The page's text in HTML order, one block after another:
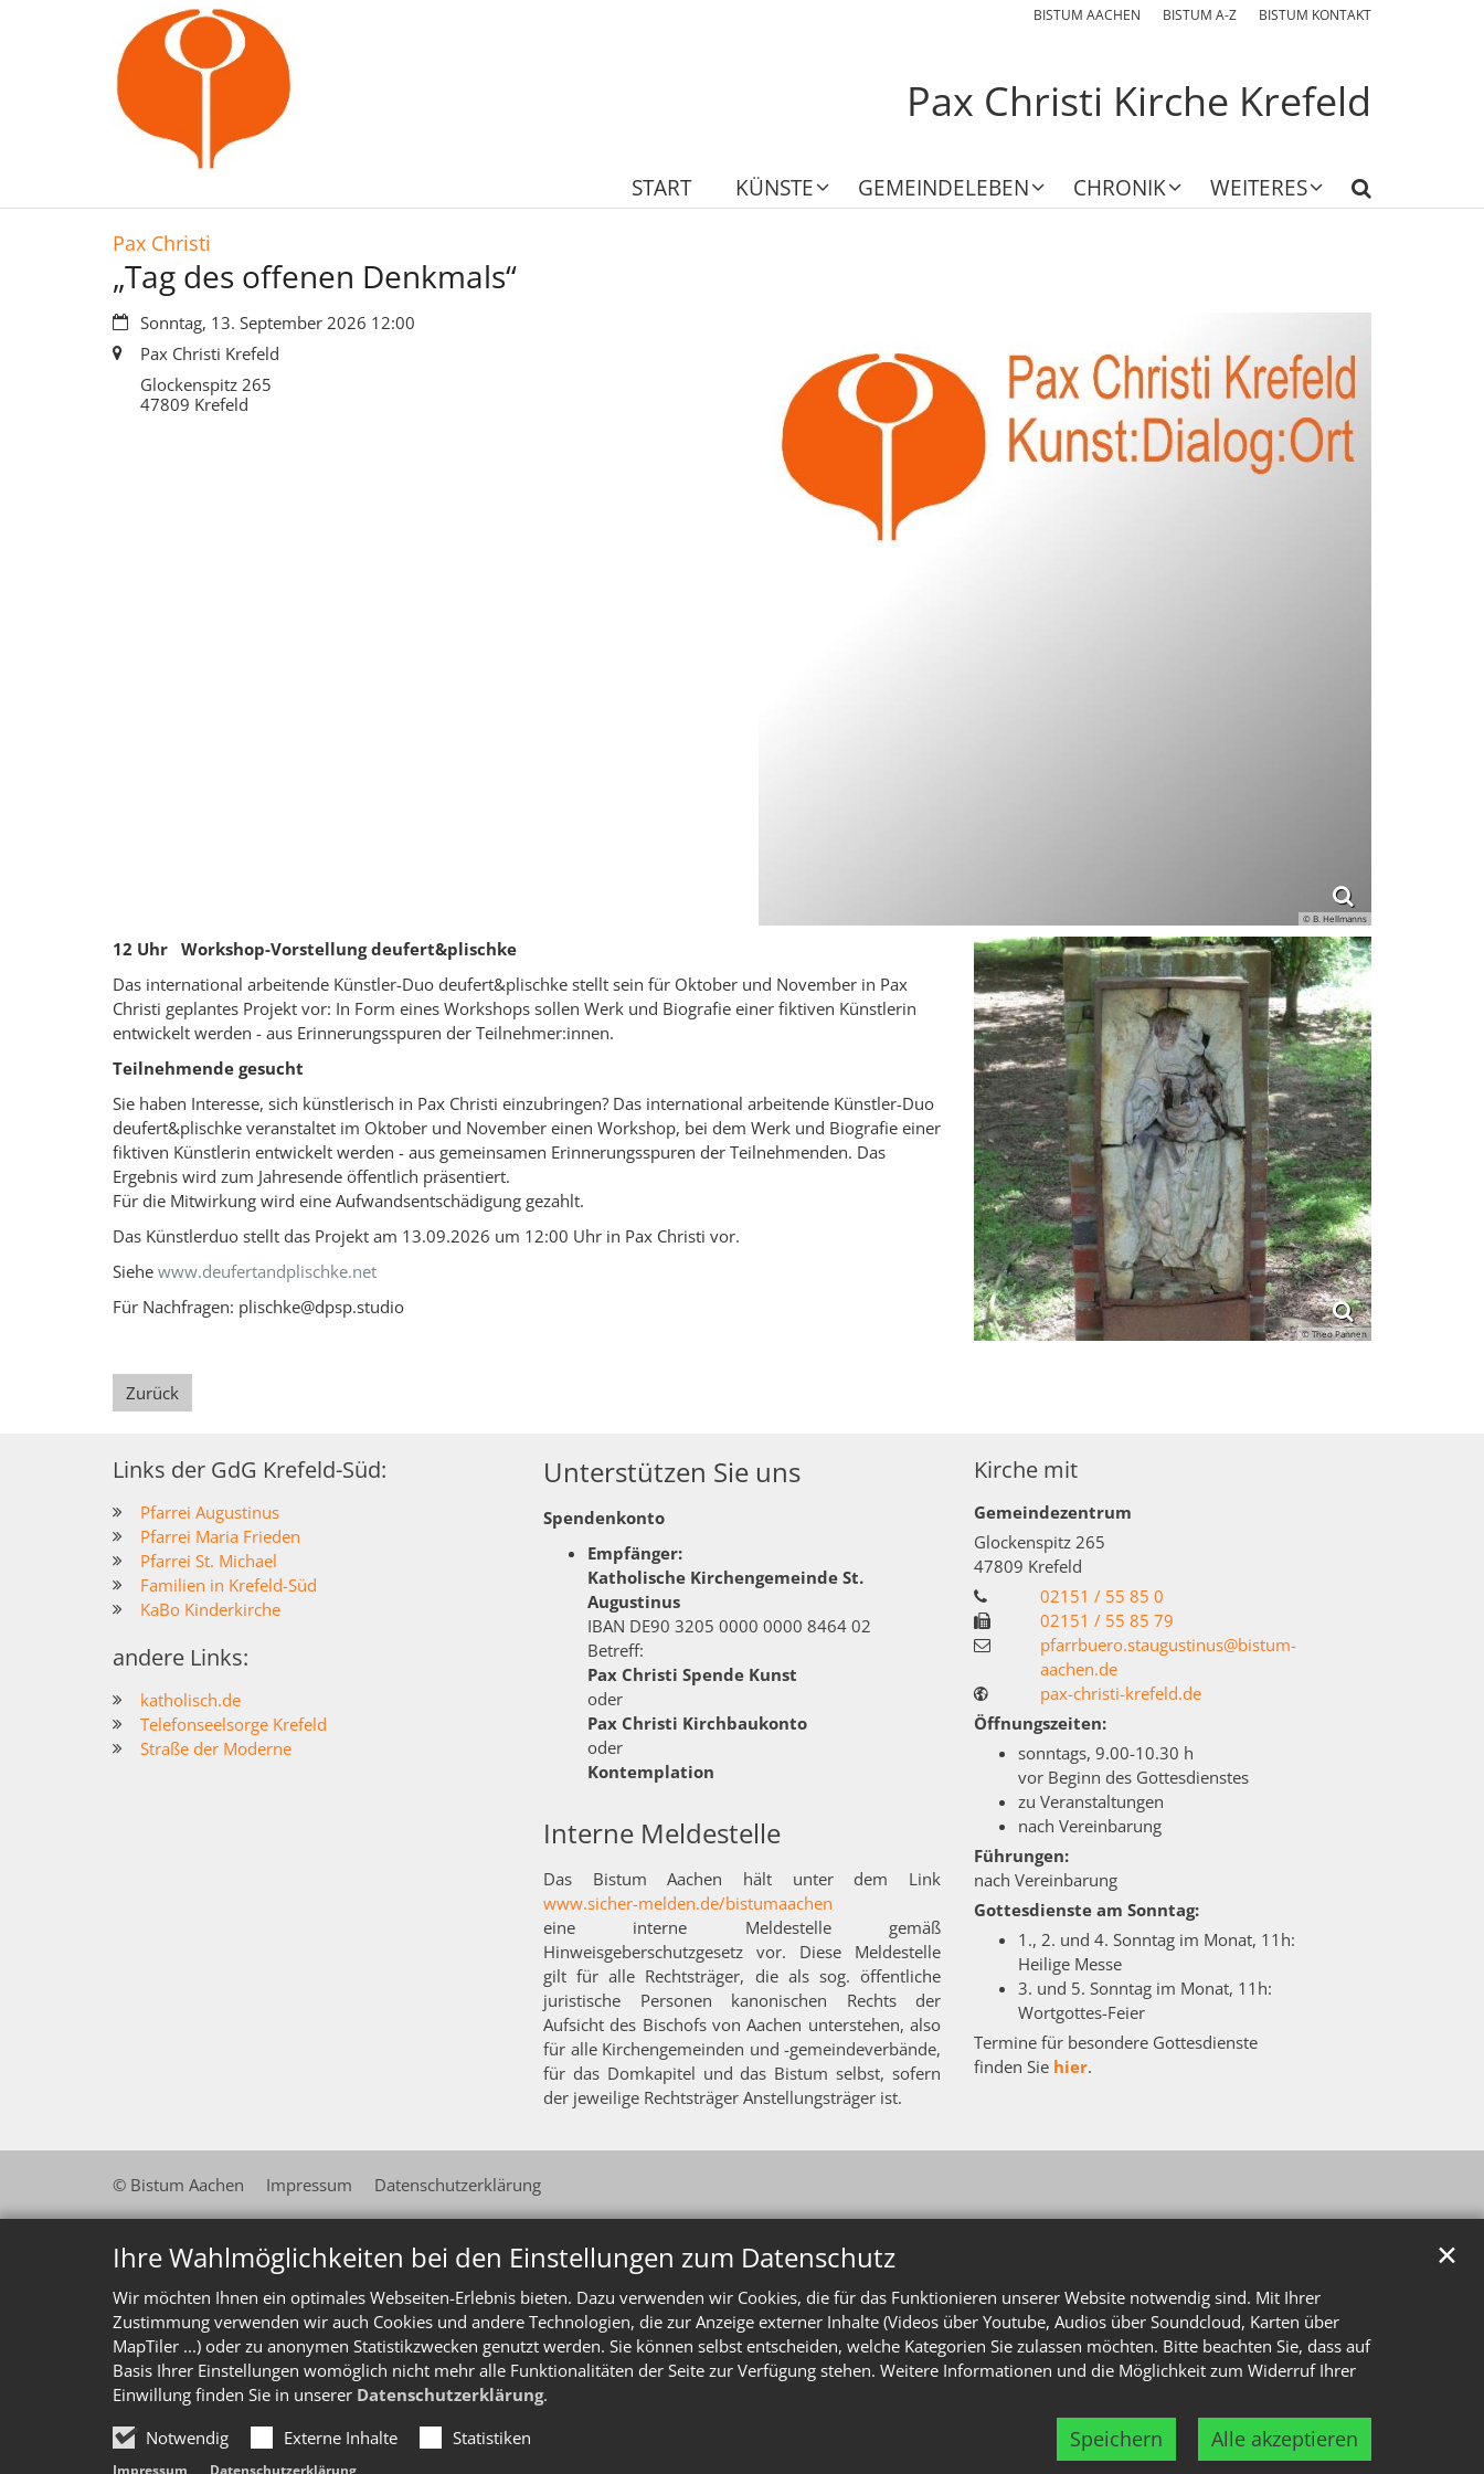
Ihre Wahlmöglichkeiten bei den Einstellungen zum Datenschutz
Wir möchten Ihnen ein optimales Webseiten-Erlebnis bieten. Dazu verwenden wir Cookies, die für das Funktionieren unserer Website notwendig sind. Mit Ihrer
Zustimmung verwenden wir auch Cookies und andere Technologien, die zur Anzeige externer Inhalte (Videos über Youtube, Audios über Soundcloud, Karten über
MapTiler ...) oder zu anonymen Statistikzwecken genutzt werden. Sie können selbst entscheiden, welche Kategorien Sie zulassen möchten. Bitte beachten Sie, dass auf
Basis Ihrer Einstellungen womöglich nicht mehr alle Funktionalitäten der Seite zur Verfügung stehen. Weitere Informationen und die Möglichkeit zum Widerruf Ihrer
Einwillung finden Sie in unserer Datenschutzerklärung.
Notwendig
Externe Inhalte Statistiken Speichern Alle akzeptieren
✕
Impressum Datenschutzerklärung
BISTUM AACHEN BISTUM A-Z BISTUM KONTAKT
Pax Christi Kirche Krefeld
START KÜNSTE GEMEINDELEBEN CHRONIK WEITERES
Pax Christi
„Tag des offenen Denkmals“
© B. Hellmanns
Datum:Sonntag, 13. September 2026 12:00
Ort: Pax Christi Krefeld
Glockenspitz 265
47809 Krefeld
© Theo Pannen
12 Uhr Workshop-Vorstellung deufert&plischke
Das international arbeitende Künstler-Duo deufert&plischke stellt sein für Oktober und November in Pax
Christi geplantes Projekt vor: In Form eines Workshops sollen Werk und Biografie einer fiktiven Künstlerin
entwickelt werden - aus Erinnerungsspuren der Teilnehmer:innen.
Teilnehmende gesucht
Sie haben Interesse, sich künstlerisch in Pax Christi einzubringen? Das international arbeitende Künstler-Duo
deufert&plischke veranstaltet im Oktober und November einen Workshop, bei dem Werk und Biografie einer
fiktiven Künstlerin entwickelt werden - aus gemeinsamen Erinnerungsspuren der Teilnehmenden. Das
Ergebnis wird zum Jahresende öffentlich präsentiert.
Für die Mitwirkung wird eine Aufwandsentschädigung gezahlt.
Das Künstlerduo stellt das Projekt am 13.09.2026 um 12:00 Uhr in Pax Christi vor.
Siehe www.deufertandplischke.net
Für Nachfragen: plischke@dpsp.studio
Zurück
Links der GdG Krefeld-Süd:
Pfarrei Augustinus
Pfarrei Maria Frieden
Pfarrei St. Michael
Familien in Krefeld-Süd
KaBo Kinderkirche
andere Links:
katholisch.de
Telefonseelsorge Krefeld
Straße der Moderne
Unterstützen Sie uns
Spendenkonto
Empfänger:
Katholische Kirchengemeinde St.
Augustinus
IBAN DE90 3205 0000 0000 8464 02
Betreff:
Pax Christi Spende Kunst
oder
Pax Christi Kirchbaukonto
oder
Kontemplation
Interne Meldestelle
Das Bistum Aachen hält unter dem Link
www.sicher-melden.de/bistumaachen
eine interne Meldestelle gemäß
Hinweisgeberschutzgesetz vor. Diese Meldestelle
gilt für alle Rechtsträger, die als sog. öffentliche
juristische Personen kanonischen Rechts der
Aufsicht des Bischofs von Aachen unterstehen, also
für alle Kirchengemeinden und -gemeindeverbände,
für das Domkapitel und das Bistum selbst, sofern
der jeweilige Rechtsträger Anstellungsträger ist.
Kirche mit
Gemeindezentrum
Glockenspitz 265
47809 Krefeld
02151 / 55 85 0
02151 / 55 85 79
pfarrbuero.staugustinus@bistum-
aachen.de
pax-christi-krefeld.de
Öffnungszeiten:
sonntags, 9.00-10.30 h
vor Beginn des Gottesdienstes
zu Veranstaltungen
nach Vereinbarung
Führungen:
nach Vereinbarung
Gottesdienste am Sonntag:
1., 2. und 4. Sonntag im Monat, 11h:
Heilige Messe
3. und 5. Sonntag im Monat, 11h:
Wortgottes-Feier
Termine für besondere Gottesdienste
finden Sie hier.
© Bistum Aachen Impressum Datenschutzerklärung